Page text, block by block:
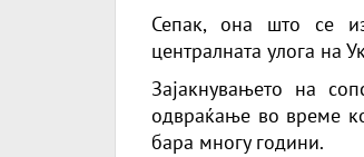
Сепак, она што се
централната улога на
Зајакнувањето на
одвраќање во време
бара многу години.